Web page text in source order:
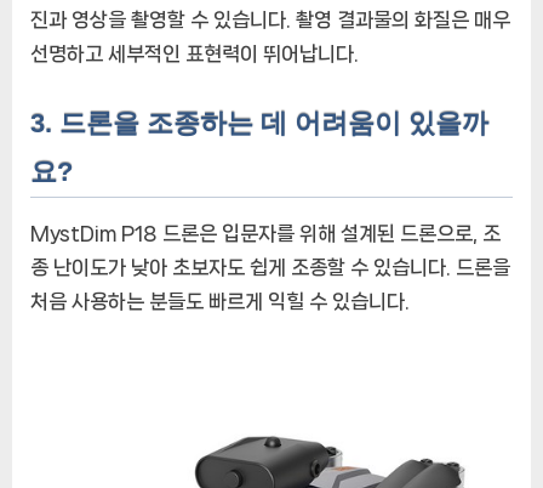
진과 영상을 촬영할 수 있습니다. 촬영 결과물의 화질은 매우
선명하고 세부적인 표현력이 뛰어납니다.
3. 드론을 조종하는 데 어려움이 있을까
요?
MystDim P18 드론은 입문자를 위해 설계된 드론으로, 조
종 난이도가 낮아 초보자도 쉽게 조종할 수 있습니다. 드론을
처음 사용하는 분들도 빠르게 익힐 수 있습니다.